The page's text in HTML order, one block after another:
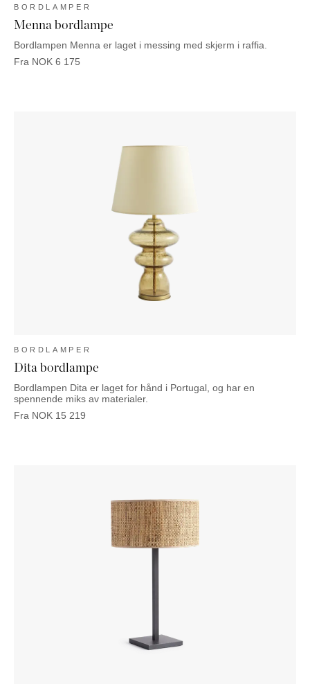
BORDLAMPER
Menna bordlampe
Bordlampen Menna er laget i messing med skjerm i raffia.
Fra NOK 6 175
BORDLAMPER
Dita bordlampe
Bordlampen Dita er laget for hånd i Portugal, og har en
spennende miks av materialer.
Fra NOK 15 219